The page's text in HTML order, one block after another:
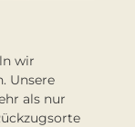
wir
Unsere
als nur